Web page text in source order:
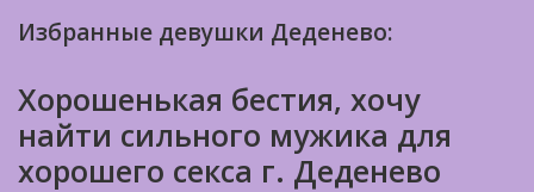
Избранные девушки Деденево:
Хорошенькая бестия, хочу
найти сильного мужика для
хорошего секса г. Деденево